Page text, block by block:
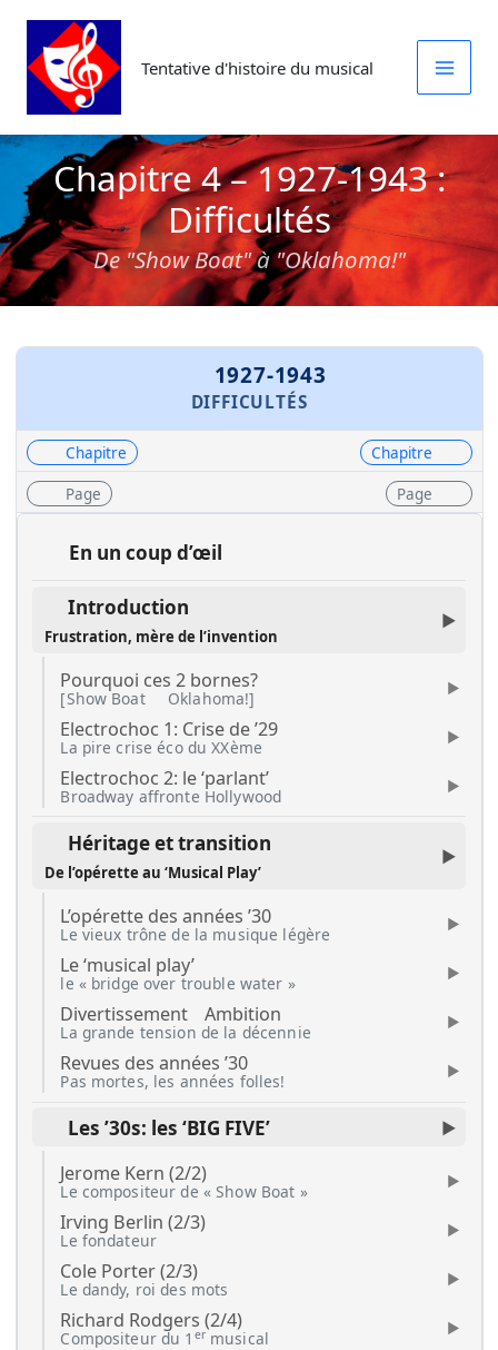
Aller
contenu
Tentative d'histoire du musical
Chapitre 4 – 1927-1943 :
Difficultés
De "Show Boat" à "Oklahoma!"
1927-1943
DIFFICULTÉS
Chapitre Chapitre
Page Page
En un coup d’œil
Introduction
Frustration, mère de l’invention
Pourquoi ces 2 bornes?
[Show Boat Oklahoma!]
Electrochoc 1: Crise de ’29
La pire crise éco du XXème
Electrochoc 2: le ‘parlant’
Broadway affronte Hollywood
Héritage et transition
De l’opérette au ‘Musical Play’
L’opérette des années ’30
Le vieux trône de la musique légère
Le ‘musical play’
le « bridge over trouble water »
Divertissement Ambition
La grande tension de la décennie
Revues des années ’30
Pas mortes, les années folles!
Les ’30s: les ‘BIG FIVE’
Jerome Kern (2/2)
Le compositeur de « Show Boat »
Irving Berlin (2/3)
Le fondateur
Cole Porter (2/3)
Le dandy, roi des mots
Richard Rodgers (2/4)
Compositeur du 1 ermusical